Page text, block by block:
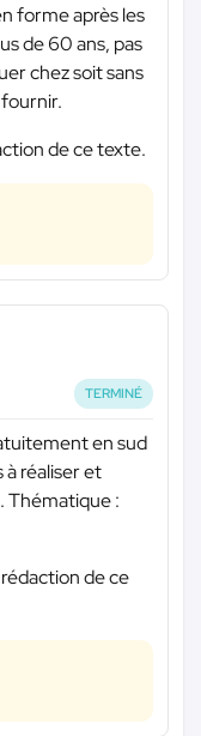
forme après les
de 60 ans, pas
chez soit sans
de ce texte.
TERMINÉ
en sud
réaliser et
Thématique :
de ce